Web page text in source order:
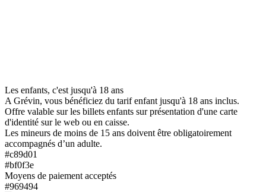
Les enfants, c'est jusqu'à 18 ans
A Grévin, vous bénéficiez du tarif enfant jusqu'à 18 ans inclus.
Offre valable sur les billets enfants sur présentation d'une carte
d'identité sur le web ou en caisse.
Les mineurs de moins de 15 ans doivent être obligatoirement
accompagnés d’un adulte.
#c89d01
#bf0f3e
Moyens de paiement acceptés
#969494